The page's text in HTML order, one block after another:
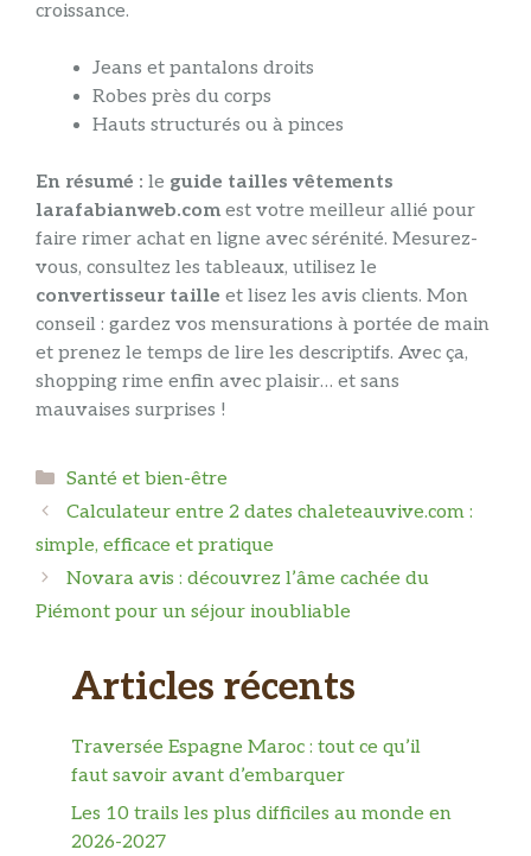
croissance.
Jeans et pantalons droits
Robes près du corps
Hauts structurés ou à pinces
En résumé : le guide tailles vêtements
larafabianweb.comest votre meilleur allié pour
faire rimer achat en ligne avec sérénité. Mesurez-
vous, consultez les tableaux, utilisez le
convertisseur taille et lisez les avis clients. Mon
conseil : gardez vos mensurations à portée de main
et prenez le temps de lire les descriptifs. Avec ça,
shopping rime enfin avec plaisir… et sans
mauvaises surprises !
Catégories
Santé et bien-être
Calculateur entre 2 dates chaleteauvive.com :
simple, efficace et pratique
Novara avis : découvrez l’âme cachée du
Piémont pour un séjour inoubliable
Articles récents
Traversée Espagne Maroc : tout ce qu’il
faut savoir avant d’embarquer
Les 10 trails les plus difficiles au monde en
2026-2027